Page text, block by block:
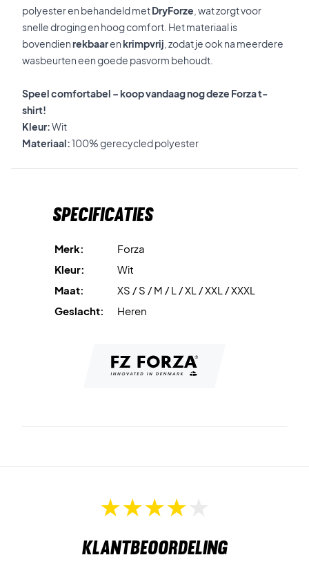
polyester en behandeld metDryForze , wat zorgt voor
snelle droging en hoog comfort. Het materiaal is
bovendienrekbaarenkrimpvrij , zodat je ook na meerdere
wasbeurten een goede pasvorm behoudt.
Speel comfortabel – koop vandaag nog deze Forza t-
shirt!
Kleur:Wit
Materiaal:100% gerecycled polyester
Specificaties
Merk:
Forza
Kleur:
Wit
Maat:
XS / S / M / L / XL / XXL / XXXL
Geslacht:
Heren
Klantbeoordeling